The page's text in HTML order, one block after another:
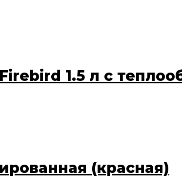
1.5 л c
(красная)